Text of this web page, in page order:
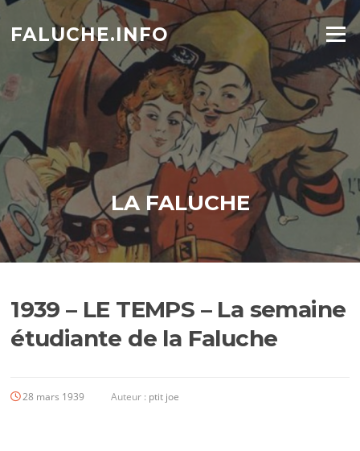
Aller
contenu
FALUCHE.INFO Menu
LA FALUCHE
1939 – LE TEMPS – La semaine
étudiante de la Faluche
28 mars 1939 Auteur : ptit joe